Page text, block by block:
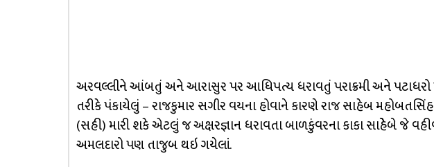
અરવલ્લીને આંબતું અને આરાસુર પર આધિપત્ય ધરાવતું પરાક્રમી અને પટાધરો
તરીકે પંકાયેલું – રાજકુમાર સગીર વયના હોવાને કારણે રાજ સાહેબ
(સહી) મારી શકે એટલું જ અક્ષરજ્ઞાન ધરાવતા બાળકુંવરના કાકા સાહેેબે જે
અમલદારો પણ તાજુબ થઇ ગયેલાં.